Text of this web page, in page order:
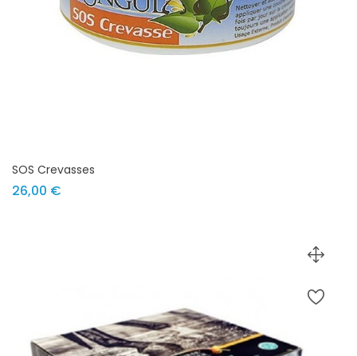
SOS Crevasses
26,00 €